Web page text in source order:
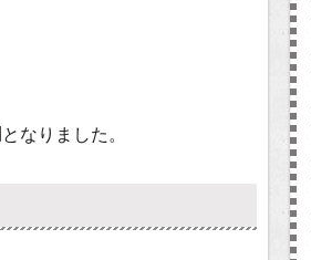
となりました。